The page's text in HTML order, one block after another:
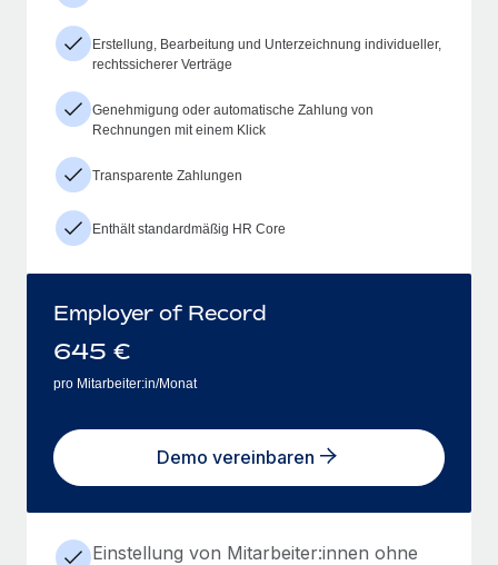
Erstellung, Bearbeitung und Unterzeichnung individueller,
rechtssicherer Verträge
Genehmigung oder automatische Zahlung von
Rechnungen mit einem Klick
Transparente Zahlungen
Enthält standardmäßig HR Core
Employer of Record
645 €
pro Mitarbeiter:in/Monat
Demo vereinbaren
Einstellung von Mitarbeiter:innen ohne